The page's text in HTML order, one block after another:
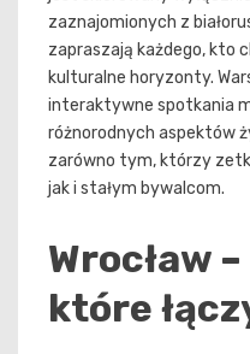
zaznajomionych z
zapraszają każdego, kto
kulturalne horyzonty.
interaktywne spotkania
różnorodnych aspektów
zarówno tym, którzy
jak i stałym bywalcom.
Wrocław
które